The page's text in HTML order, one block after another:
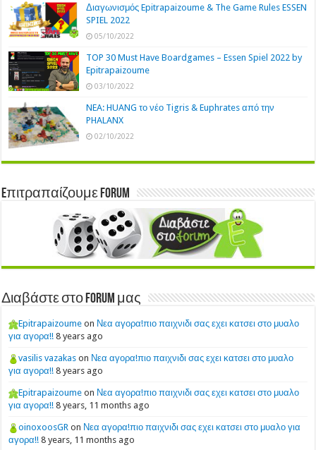
Διαγωνισμός Epitrapaizoume & The Game Rules ESSEN
SPIEL 2022
05/10/2022
TOP 30 Must Have Boardgames – Essen Spiel 2022 by
Epitrapaizoume
03/10/2022
NEA: HUANG το νέο Tigris & Euphrates από την
PHALANX
02/10/2022
Eπιτραπαίζουμε Forum
Διαβάστε στο Forum μας
Epitrapaizoume on Νεα αγορα!πιο παιχνιδι σας εχει κατσει στο μυαλο
για αγορα!! 8 years ago
vasilis vazakas on Νεα αγορα!πιο παιχνιδι σας εχει κατσει στο μυαλο
για αγορα!! 8 years ago
Epitrapaizoume on Νεα αγορα!πιο παιχνιδι σας εχει κατσει στο μυαλο
για αγορα!! 8 years, 11 months ago
oinoxoosGR on Νεα αγορα!πιο παιχνιδι σας εχει κατσει στο μυαλο για
αγορα!! 8 years, 11 months ago